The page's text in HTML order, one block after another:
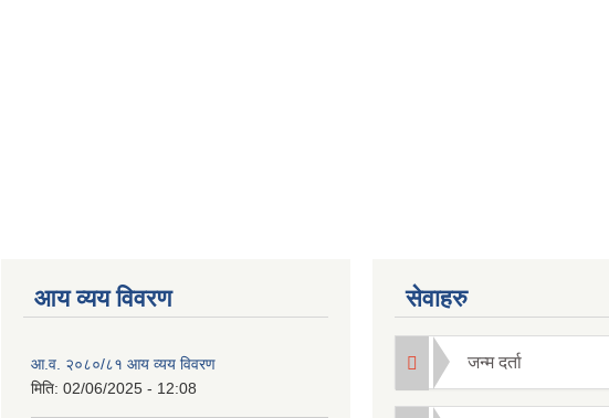
आय व्यय विवरण
आ.व. २०८०/८१ आय व्यय विवरण
मिति: 02/06/2025 - 12:08
सेवाहरु
जन्म दर्ता